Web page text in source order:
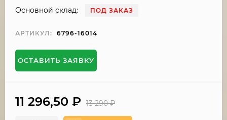
Основной склад: ПОД ЗАКАЗ
АРТИКУЛ: 6796-16014
ОСТАВИТЬ ЗАЯВКУ
11 296,50 ₽ 13 290₽